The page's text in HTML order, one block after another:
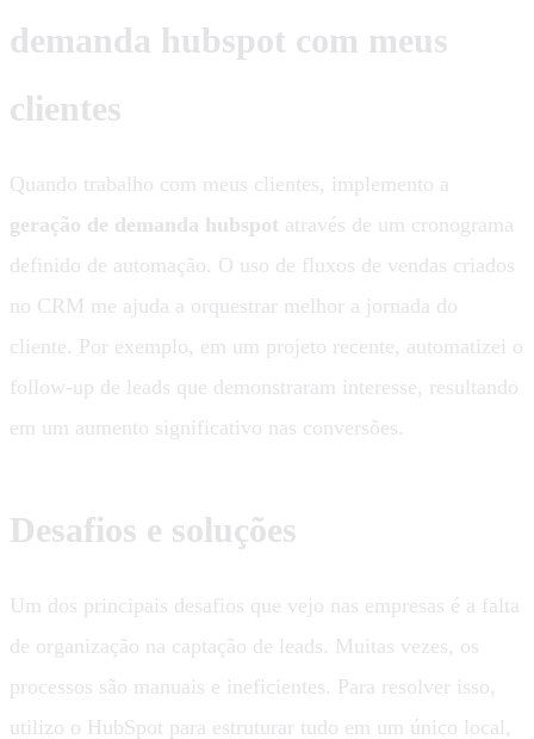
demanda hubspot com meus
clientes
Quando trabalho com meus clientes, implemento a
geração de demanda hubspot através de um cronograma
definido de automação. O uso de fluxos de vendas criados
no CRM me ajuda a orquestrar melhor a jornada do
cliente. Por exemplo, em um projeto recente, automatizei o
follow-up de leads que demonstraram interesse, resultando
em um aumento significativo nas conversões.
Desafios e soluções
Um dos principais desafios que vejo nas empresas é a falta
de organização na captação de leads. Muitas vezes, os
processos são manuais e ineficientes. Para resolver isso,
utilizo o HubSpot para estruturar tudo em um único local,